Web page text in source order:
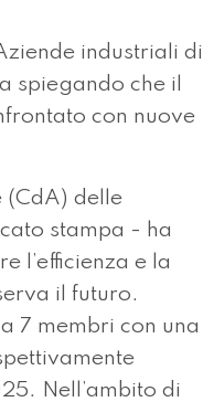
industriali di
spiegando che il
con nuove
(CdA) delle
stampa - ha
l’efficienza e la
il futuro.
7 membri con una
Nell’ambito di